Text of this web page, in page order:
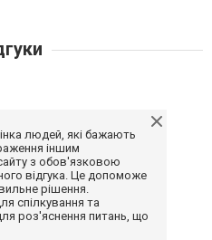
людей, які бажають
іншим
з обов'язковою
відгука. Це допоможе
рішення.
спілкування та
роз'яснення питань, що